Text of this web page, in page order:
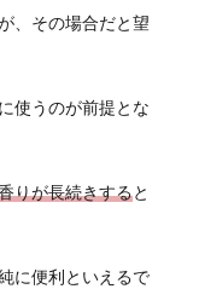
、その場合だと望
使うのが前提とな
りが長続きすると
に便利といえるで